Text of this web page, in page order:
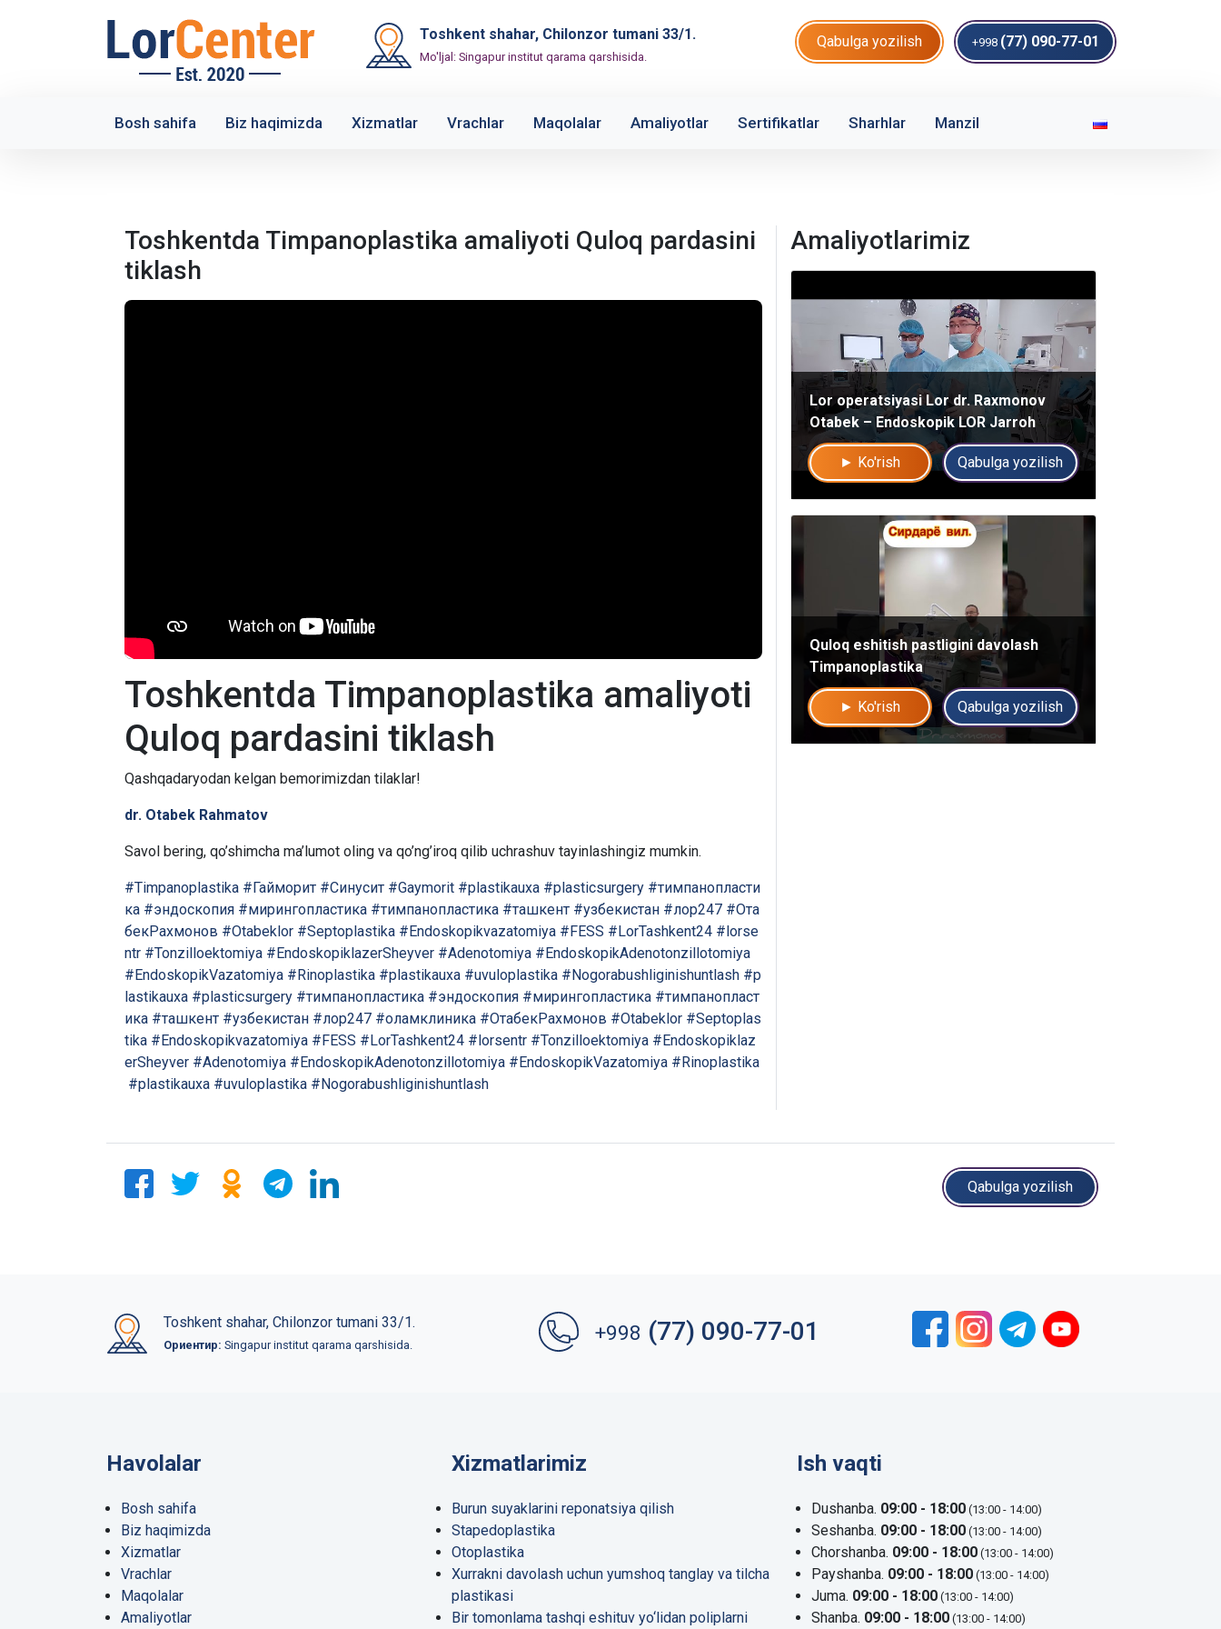
Toshkent shahar, Chilonzor tumani 33/1.
Mo'ljal: Singapur institut qarama qarshisida.
Qabulga yozilish +998 (77) 090-77-01
Bosh sahifa Biz haqimizda Xizmatlar Vrachlar Maqolalar Amaliyotlar Sertifikatlar Sharhlar Manzil
Toshkentda Timpanoplastika amaliyoti Quloq pardasini
tiklash
Toshkentda Timpanoplastika amaliyoti
Quloq pardasini tiklash
Qashqadaryodan kelgan bemorimizdan tilaklar!
dr. Otabek Rahmatov
Savol bering, qo’shimcha ma’lumot oling va qo’ng’iroq qilib uchrashuv tayinlashingiz mumkin.
#Timpanoplastika #Гайморит #Синусит #Gaymorit #plastikauxa #plasticsurgery #тимпанопласти
ка #эндоскопия #мирингопластика #тимпанопластика #ташкент #узбекистан #лор247 #Ота
бекРахмонов #Otabeklor #Septoplastika #Endoskopikvazatomiya #FESS #LorTashkent24 #lorse
ntr #Tonzilloektomiya #EndoskopiklazerSheyver #Adenotomiya #EndoskopikAdenotonzillotomiya
#EndoskopikVazatomiya #Rinoplastika #plastikauxa #uvuloplastika #Nogorabushliginishuntlash #p
lastikauxa #plasticsurgery #тимпанопластика #эндоскопия #мирингопластика #тимпанопласт
ика #ташкент #узбекистан #лор247 #оламклиника #ОтабекРахмонов #Otabeklor #Septoplas
tika #Endoskopikvazatomiya #FESS #LorTashkent24 #lorsentr #Tonzilloektomiya #Endoskopiklaz
erSheyver #Adenotomiya #EndoskopikAdenotonzillotomiya #EndoskopikVazatomiya #Rinoplastika
#plastikauxa #uvuloplastika #Nogorabushliginishuntlash
Amaliyotlarimiz
Lor operatsiyasi Lor dr. Raxmonov
Otabek – Endoskopik LOR Jarroh
► Ko'rish Qabulga yozilish
Quloq eshitish pastligini davolash
Timpanoplastika
► Ko'rish Qabulga yozilish
Qabulga yozilish
Toshkent shahar, Chilonzor tumani 33/1.
Ориентир: Singapur institut qarama qarshisida.
+998 (77) 090-77-01
Havolalar
Bosh sahifa
Biz haqimizda
Xizmatlar
Vrachlar
Maqolalar
Amaliyotlar
Xizmatlarimiz
Burun suyaklarini reponatsiya qilish
Stapedoplastika
Otoplastika
Xurrakni davolash uchun yumshoq tanglay va tilcha
plastikasi
Bir tomonlama tashqi eshituv yo‘lidan poliplarni
Ish vaqti
Dushanba. 09:00 - 18:00 (13:00 - 14:00)
Seshanba. 09:00 - 18:00 (13:00 - 14:00)
Chorshanba. 09:00 - 18:00 (13:00 - 14:00)
Payshanba. 09:00 - 18:00 (13:00 - 14:00)
Juma. 09:00 - 18:00 (13:00 - 14:00)
Shanba. 09:00 - 18:00 (13:00 - 14:00)